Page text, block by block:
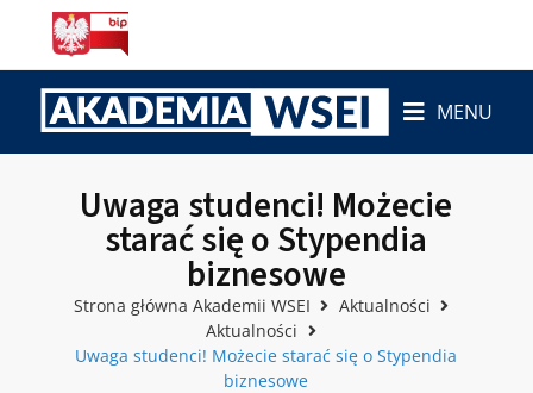
MENU
Uwaga studenci! Możecie
starać się o Stypendia
biznesowe
Strona główna Akademii WSEI
Aktualności
Aktualności
Uwaga studenci! Możecie starać się o Stypendia
biznesowe